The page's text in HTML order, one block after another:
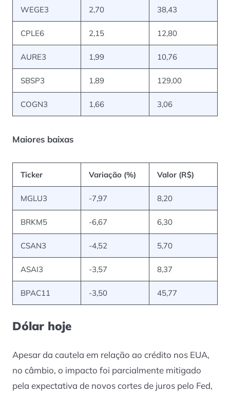
WEGE3 2,70 38,43
CPLE6 2,15 12,80
AURE3 1,99 10,76
SBSP3 1,89 129,00
COGN3 1,66 3,06
Maiores baixas
Ticker Variação (%) Valor (R$)
MGLU3 -7,97 8,20
BRKM5 -6,67 6,30
CSAN3 -4,52 5,70
ASAI3 -3,57 8,37
BPAC11 -3,50 45,77
Dólar hoje
Apesar da cautela em relação ao crédito nos EUA,
no câmbio, o impacto foi parcialmente mitigado
pela expectativa de novos cortes de juros pelo Fed,